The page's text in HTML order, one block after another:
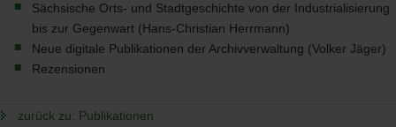
Sächsische Orts- und Stadtgeschichte von der Industrialisierung
bis zur Gegenwart (Hans-Christian Herrmann)
Neue digitale Publikationen der Archivverwaltung (Volker Jäger)
Rezensionen
zurück zu: Publikationen